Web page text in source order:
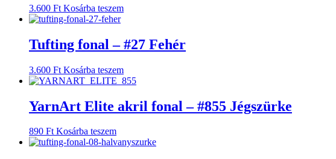
3.600 Ft Kosárba teszem
Tufting fonal – #27 Fehér
3.600 Ft Kosárba teszem
YarnArt Elite akril fonal – #855 Jégszürke
890 Ft Kosárba teszem